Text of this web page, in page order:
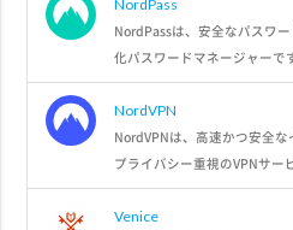
NordPass
NordPassは、安全なパスワ
化パスワードマネージャーで
NordVPN
NordVPNは、高速かつ安全
プライバシー重視のVPNサー
Venice